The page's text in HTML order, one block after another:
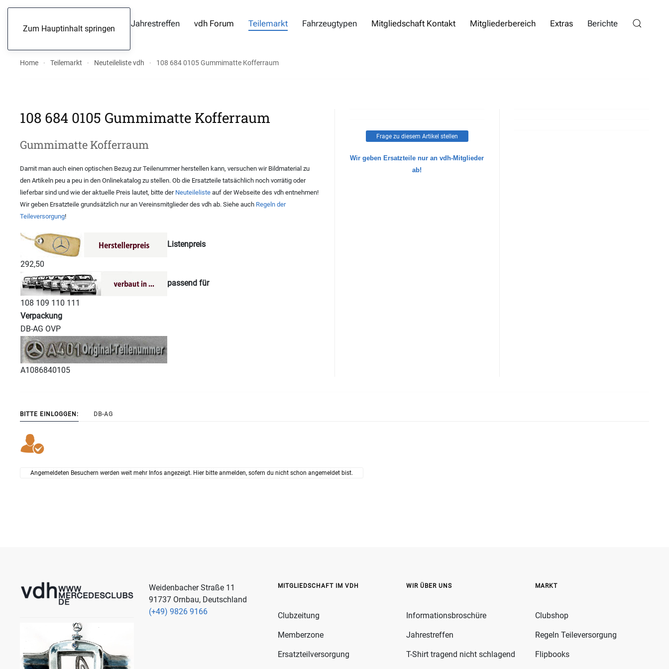
Zum Hauptinhalt springen
Jahrestreffen vdh Forum Teilemarkt Fahrzeugtypen Mitgliedschaft Kontakt Mitgliederbereich Extras Berichte
Home Teilemarkt Neuteileliste vdh 108 684 0105 Gummimatte Kofferraum
108 684 0105 Gummimatte Kofferraum
Gummimatte Kofferraum
Damit man auch einen optischen Bezug zur Teilenummer herstellen kann, versuchen wir Bildmaterial zu
den Artikeln peu a peu in den Onlinekatalog zu stellen. Ob die Ersatzteile tatsächlich noch vorrätig oder
lieferbar sind und wie der aktuelle Preis lautet, bitte der Neuteileliste auf der Webseite des vdh entnehmen!
Wir geben Ersatzteile grundsätzlich nur an Vereinsmitglieder des vdh ab. Siehe auch Regeln der
Teileversorgung!
Listenpreis
292,50
passend für
108 109 110 111
Verpackung
DB-AG OVP
A1086840105
Frage zu diesem Artikel stellen
Wir geben Ersatzteile nur an vdh-Mitglieder
ab!
BITTE EINLOGGEN: DB-AG
Angemeldeten Besuchern werden weit mehr Infos angezeigt. Hier bitte anmelden, sofern du nicht schon angemeldet bist.
Weidenbacher Straße 11
91737 Ornbau, Deutschland
(+49) 9826 9166
MITGLIEDSCHAFT IM VDH
Clubzeitung
Memberzone
Ersatzteilversorgung
WIR ÜBER UNS
Informationsbroschüre
Jahrestreffen
T-Shirt tragend nicht schlagend
MARKT
Clubshop
Regeln Teileversorgung
Flipbooks